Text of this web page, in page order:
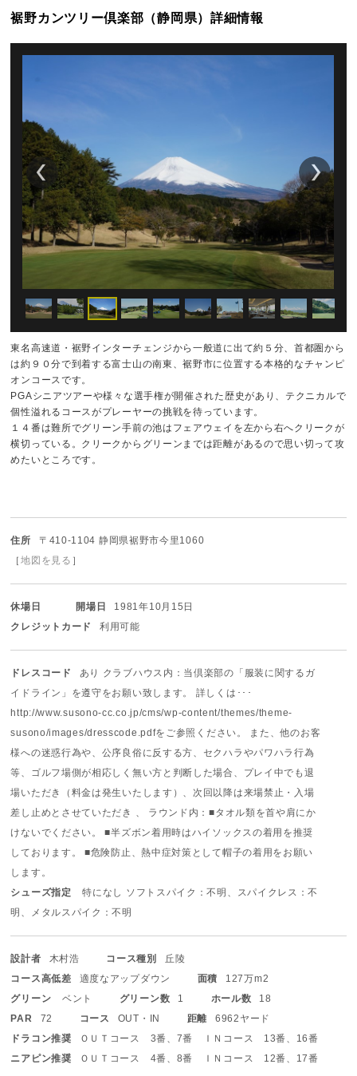
裾野カンツリー倶楽部（静岡県）詳細情報
東名高速道・裾野インターチェンジから一般道に出て約５分、首都圏から
は約９０分で到着する富士山の南東、裾野市に位置する本格的なチャンピ
オンコースです。
PGAシニアツアーや様々な選手権が開催された歴史があり、テクニカルで
個性溢れるコースがプレーヤーの挑戦を待っています。
１４番は難所でグリーン手前の池はフェアウェイを左から右へクリークが
横切っている。クリークからグリーンまでは距離があるので思い切って攻
めたいところです。
住所
〒410-1104 静岡県裾野市今里1060
［地図を見る ］
休場日 開場日
1981年10月15日
クレジットカード
利用可能
ドレスコード
あり クラブハウス内：当倶楽部の「服装に関するガ
イドライン」を遵守をお願い致します。 詳しくは･･･
http://www.susono-cc.co.jp/cms/wp-content/themes/theme-
susono/images/dresscode.pdfをご参照ください。 また、他のお客
様への迷惑行為や、公序良俗に反する方、セクハラやパワハラ行為
等、ゴルフ場側が相応しく無い方と判断した場合、プレイ中でも退
場いただき（料金は発生いたします）、次回以降は来場禁止・入場
差し止めとさせていただき 、 ラウンド内：■タオル類を首や肩にか
けないでください。 ■半ズボン着用時はハイソックスの着用を推奨
しております。 ■危険防止、熱中症対策として帽子の着用をお願い
します。
シューズ指定
特になし ソフトスパイク：不明、スパイクレス：不
明、メタルスパイク：不明
設計者 木村浩 コース種別
丘陵
コース高低差
適度なアップダウン 面積
127万m2
グリーン
ベント グリーン数 1 ホール数
18
PAR
72 コース OUT・IN 距離
6962ヤード
ドラコン推奨
ＯＵＴコース 3番、7番 ＩＮコース 13番、16番
ニアピン推奨
ＯＵＴコース 4番、8番 ＩＮコース 12番、17番